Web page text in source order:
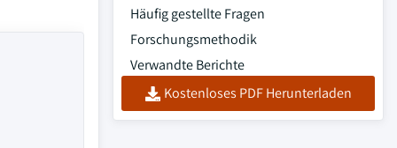
Häufig gestellte Fragen
Forschungsmethodik
Verwandte Berichte
Kostenloses PDF Herunterladen